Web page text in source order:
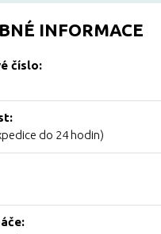
INFORMACE
číslo:
do 24 hodin)